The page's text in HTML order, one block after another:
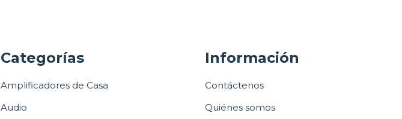
Categorías
Amplificadores de Casa
Audio
Información
Contáctenos
Quiénes somos